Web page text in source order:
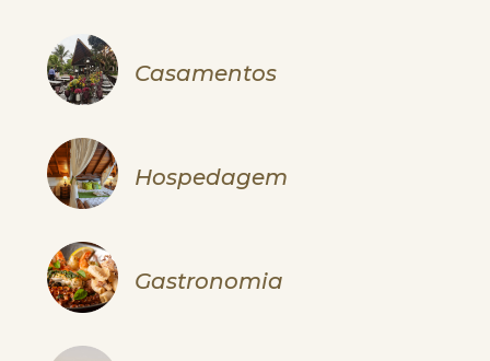
Casamentos
Hospedagem
Gastronomia